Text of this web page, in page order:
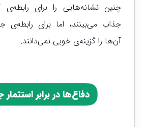
چنین نشانه‌هایی را برای
جذاب می‌بینند، اما برای رابطه‌ی
آن‌ها را گزینه‌ی خوبی نمی‌دانند.
دفاع‌ها در برابر